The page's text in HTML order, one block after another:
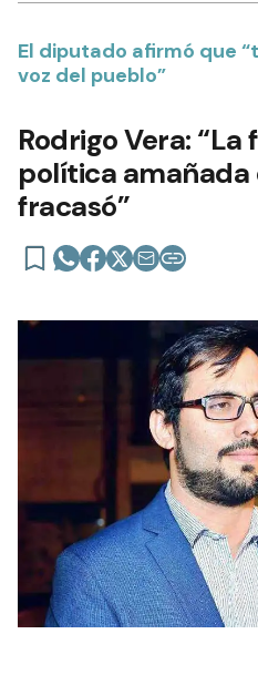
El diputado afirmó que
voz del pueblo”
Rodrigo Vera:
política amañada
fracasó”